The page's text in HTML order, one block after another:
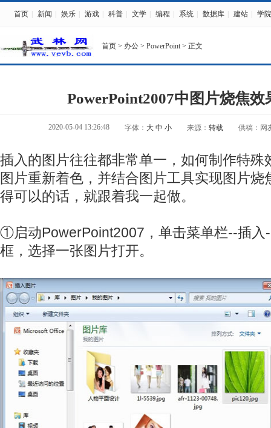
首页 新闻 娱乐 游戏 科普 文学 编程 系统 数据库 建站 学院
首页 > 办公 > PowerPoint > 正文
PowerPoint2007中图片烧焦效
2020-05-04 13:26:48 字体： 大 中 小 来源： 转载 供稿：网
插入的图片往往都非常单一，如何制作特殊
图片重新着色，并结合图片工具实现图片烧
得可以的话，就跟着我一起做。
①启动PowerPoint2007，单击菜单栏--插入
框，选择一张图片打开。